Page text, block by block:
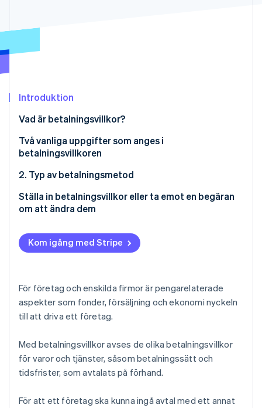
Introduktion
Vad är betalningsvillkor?
Varför är betalningsvillkor nödvändiga?
Två vanliga uppgifter som anges i
betalningsvillkoren
1. Typ av förfallodag/tidpunkt för betalning
2. Typ av betalningsmetod
Kontant betalning
Växel eller check
Ta emot kontantlösa transaktioner
Ställa in betalningsvillkor eller ta emot en begäran
om att ändra dem
Avgifter för banköverföringar
Exempel på vad som ska ingå som betalningsvillkor i
När en affärspartner begär ändring av
betalningsvillkoren
Kom igång med Stripe
För företag och enskilda firmor är pengarelaterade
aspekter som fonder, försäljning och ekonomi nyckeln
till att driva ett företag.
Med betalningsvillkor avses de olika betalningsvillkor
för varor och tjänster, såsom betalningssätt och
tidsfrister, som avtalats på förhand.
För att ett företag ska kunna ingå avtal med ett annat